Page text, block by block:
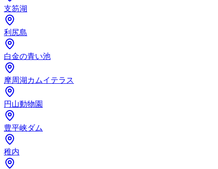
支笏湖
利尻島
白金の青い池
摩周湖カムイテラス
円山動物園
豊平峡ダム
稚内